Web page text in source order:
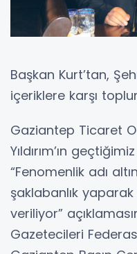
Başkan Kurt’tan,
içeriklere karşı
Gaziantep Ticaret
Yıldırım’ın
“Fenomenlik adı
şaklabanlık
veriliyor”
Gazetecileri